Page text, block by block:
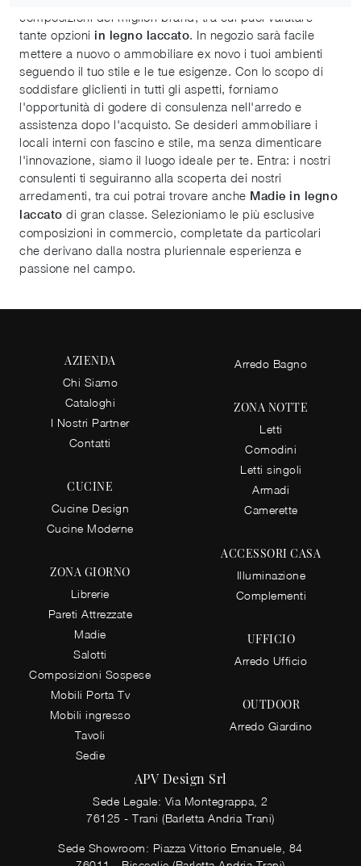
composizioni dei migliori brand, tra cui puoi valutare
tante opzioni in legno laccato. In negozio sarà facile
mettere a nuovo o ammobiliare ex novo i tuoi ambienti
seguendo il tuo stile e le tue esigenze. Con lo scopo di
soddisfare gliclienti in tutti gli aspetti, forniamo
l'opportunità di godere di consulenza nell'arredo e
assistenza dopo l'acquisto. Se desideri ammobiliare i
locali interni con fascino e stile, ma senza dimenticare
l'innovazione, siamo il luogo ideale per te. Entra: i nostri
consulenti ti seguiranno alla scoperta dei nostri
arredamenti, tra cui potrai trovare anche Madie in legno
laccato di gran classe. Selezioniamo le più esclusive
composizioni in commercio, completate da particolari
che derivano dalla nostra pluriennale esperienza e
passione nel campo.
AZIENDA
Chi Siamo
Cataloghi
I Nostri Partner
Contatti
CUCINE
Cucine Design
Cucine Moderne
ZONA GIORNO
Librerie
Pareti Attrezzate
Madie
Salotti
Composizioni Sospese
Mobili Porta Tv
Mobili ingresso
Tavoli
Sedie
Arredo Bagno
ZONA NOTTE
Letti
Comodini
Letti singoli
Armadi
Camerette
ACCESSORI CASA
Illuminazione
Complementi
UFFICIO
Arredo Ufficio
OUTDOOR
Arredo Giardino
APV Design Srl
Sede Legale: Via Montegrappa, 2
76125 - Trani (Barletta Andria Trani)
Sede Showroom: Piazza Vittorio Emanuele, 84